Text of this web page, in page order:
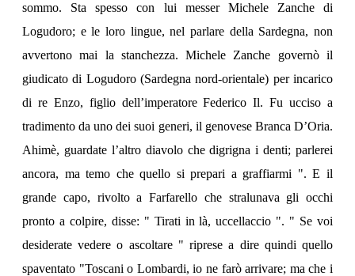
sommo. Sta spesso con lui messer Michele Zanche di
Logudoro; e le loro lingue, nel parlare della Sardegna, non
avvertono mai la stanchezza. Michele Zanche governò il
giudicato di Logudoro (Sardegna nord-orientale) per incarico
di re Enzo, figlio dell’imperatore Federico Il. Fu ucciso a
tradimento da uno dei suoi generi, il genovese Branca D’Oria.
Ahimè, guardate l’altro diavolo che digrigna i denti; parlerei
ancora, ma temo che quello si prepari a graffiarmi ". E il
grande capo, rivolto a Farfarello che stralunava gli occhi
pronto a colpire, disse: " Tirati in là, uccellaccio ". " Se voi
desiderate vedere o ascoltare " riprese a dire quindi quello
spaventato "Toscani o Lombardi, io ne farò arrivare; ma che i